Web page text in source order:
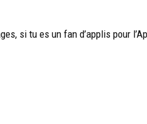
si tu es un fan d’applis pour